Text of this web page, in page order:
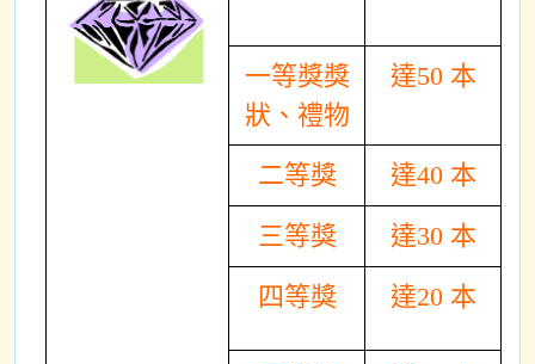
一等獎獎
狀、禮物
達50 本
二等獎 達40 本
三等獎 達30 本
四等獎 達20 本